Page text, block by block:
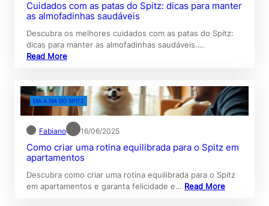
Cuidados com as patas do Spitz: dicas para manter
as almofadinhas saudáveis
Descubra os melhores cuidados com as patas do Spitz:
dicas para manter as almofadinhas saudáveis.…
Read More
DIA A DIA DO SPITZ
Fabiano 16/06/2025
Como criar uma rotina equilibrada para o Spitz em
apartamentos
Descubra como criar uma rotina equilibrada para o Spitz
em apartamentos e garanta felicidade e… Read More